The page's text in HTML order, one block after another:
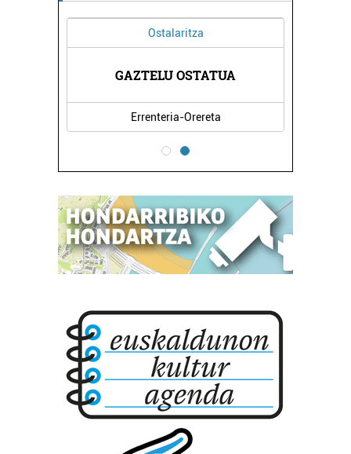
Ostalaritza
GAZTELU OSTATUA
Errenteria-Orereta